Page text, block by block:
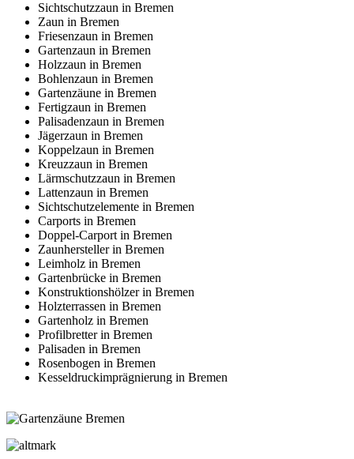
Sichtschutzzaun in Bremen
Zaun in Bremen
Friesenzaun in Bremen
Gartenzaun in Bremen
Holzzaun in Bremen
Bohlenzaun in Bremen
Gartenzäune in Bremen
Fertigzaun in Bremen
Palisadenzaun in Bremen
Jägerzaun in Bremen
Koppelzaun in Bremen
Kreuzzaun in Bremen
Lärmschutzzaun in Bremen
Lattenzaun in Bremen
Sichtschutzelemente in Bremen
Carports in Bremen
Doppel-Carport in Bremen
Zaunhersteller in Bremen
Leimholz in Bremen
Gartenbrücke in Bremen
Konstruktionshölzer in Bremen
Holzterrassen in Bremen
Gartenholz in Bremen
Profilbretter in Bremen
Palisaden in Bremen
Rosenbogen in Bremen
Kesseldruckimprägnierung in Bremen